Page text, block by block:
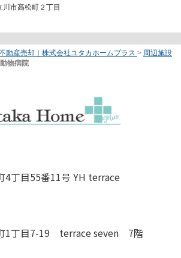
川市高松町２丁目
動産売却｜株式会社ユタカホームプラス > 周辺施設
物病院
4丁目55番11号 YH terrace
1丁目7-19 terrace seven 7階